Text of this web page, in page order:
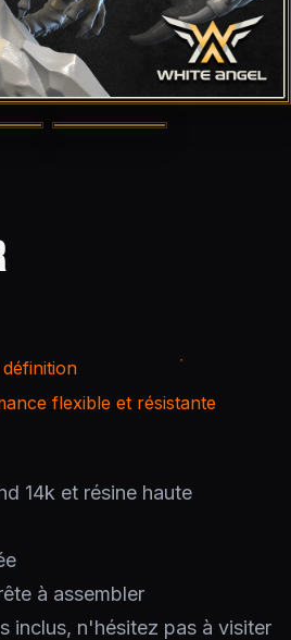
flexible et résistante
14k et résine haute
à assembler
inclus, n'hésitez pas à visiter